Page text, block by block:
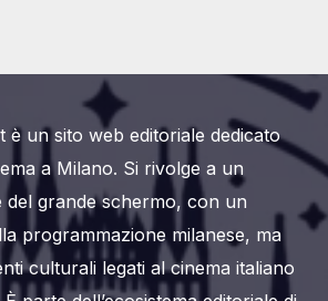
è un sito web editoriale dedicato
a Milano. Si rivolge a un
del grande schermo, con un
programmazione milanese, ma
culturali legati al cinema italiano